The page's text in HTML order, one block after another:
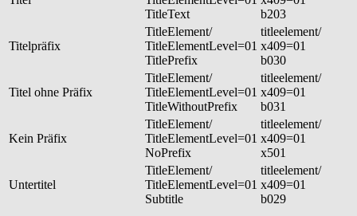
TitleText
b203
Titelpräfix
TitleElement/
TitleElementLevel=01
TitlePrefix
titleelement/
x409=01
b030
Titel ohne Präfix
TitleElement/
TitleElementLevel=01
TitleWithoutPrefix
titleelement/
x409=01
b031
Kein Präfix
TitleElement/
TitleElementLevel=01
NoPrefix
titleelement/
x409=01
x501
Untertitel
TitleElement/
TitleElementLevel=01
Subtitle
titleelement/
x409=01
b029